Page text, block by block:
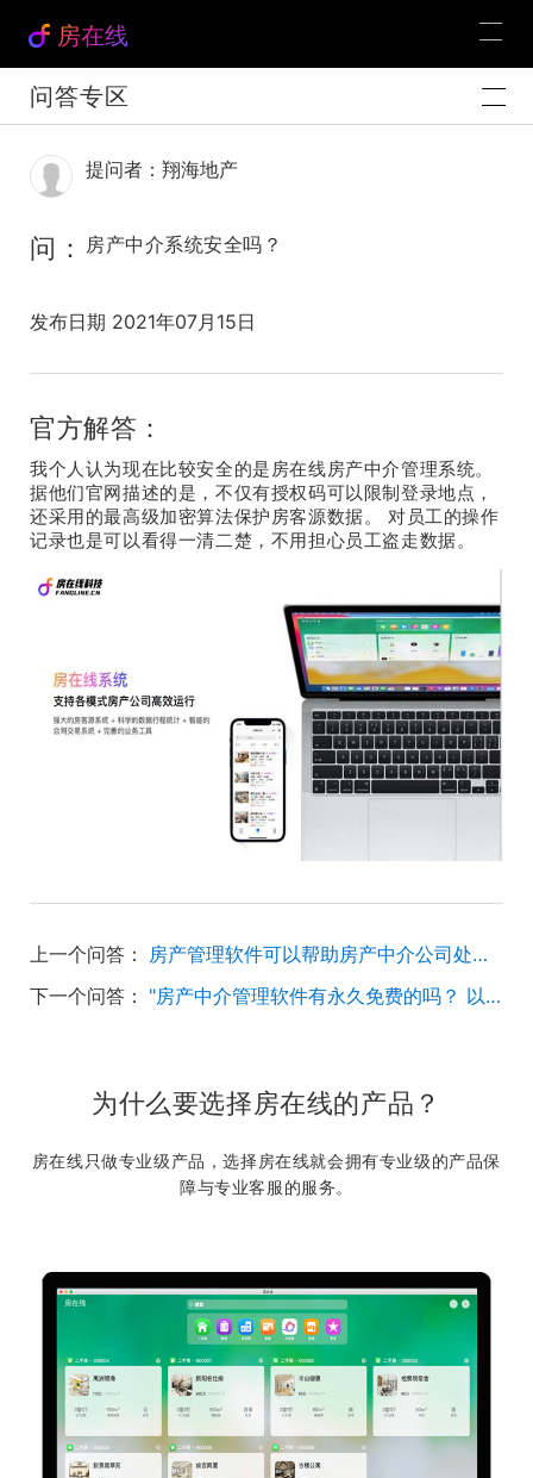
房在线
问答专区
提问者：翔海地产
问： 房产中介系统安全吗？
发布日期 2021年07月15日
官方解答：
我个人认为现在比较安全的是房在线房产中介管理系统。
据他们官网描述的是，不仅有授权码可以限制登录地点，
还采用的最高级加密算法保护房客源数据。 对员工的操作
记录也是可以看得一清二楚，不用担心员工盗走数据。
上一个问答：
房产管理软件可以帮助房产中介公司处理一些什么问题，对于房产中介公司来讲，最理想的房产中介软件是哪个？
下一个问答：
"房产中介管理软件有永久免费的吗？ 以前用过收费的房友，感觉太复杂，界面比较难看，有没有界面做得比较好，功能也不错的免费的房产中介管理软件"
为什么要选择房在线的产品？
房在线只做专业级产品，选择房在线就会拥有专业级的产品保
障与专业客服的服务。